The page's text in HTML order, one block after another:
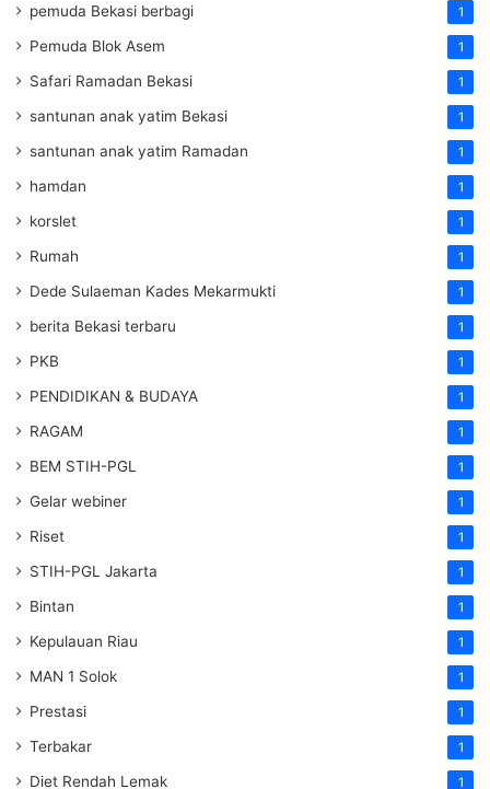
pemuda Bekasi berbagi 1
Pemuda Blok Asem 1
Safari Ramadan Bekasi 1
santunan anak yatim Bekasi 1
santunan anak yatim Ramadan 1
hamdan 1
korslet 1
Rumah 1
Dede Sulaeman Kades Mekarmukti 1
berita Bekasi terbaru 1
PKB 1
PENDIDIKAN & BUDAYA 1
RAGAM 1
BEM STIH-PGL 1
Gelar webiner 1
Riset 1
STIH-PGL Jakarta 1
Bintan 1
Kepulauan Riau 1
MAN 1 Solok 1
Prestasi 1
Terbakar 1
Diet Rendah Lemak 1